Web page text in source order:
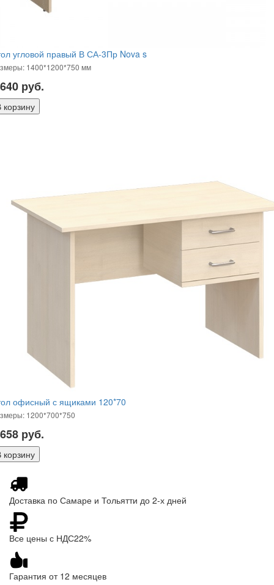
угловой правый В СА-3Пр Nova s
1400*1200*750 мм
руб.
офисный с ящиками 120*70
1200*700*750
руб.
Доставка по Самаре и Тольятти до 2-х дней
Все цены с НДС22%
Гарантия от 12 месяцев